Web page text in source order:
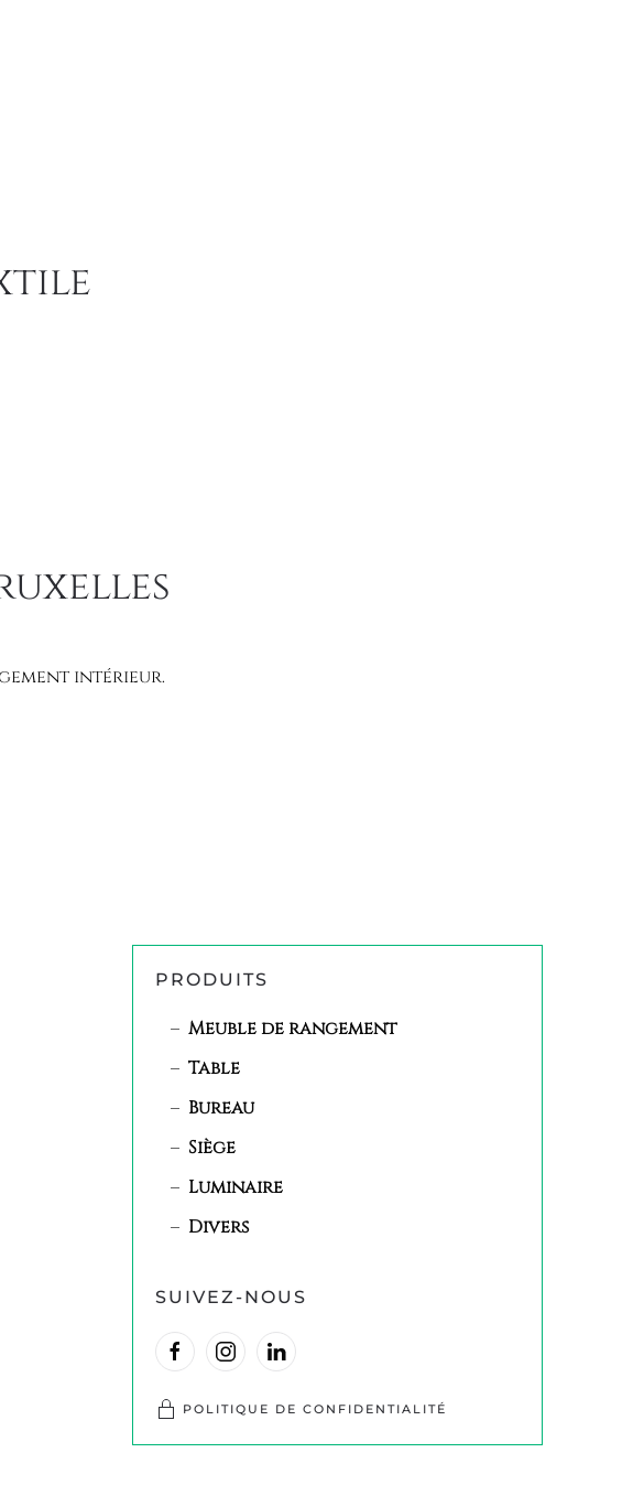
intérieur.
PRODUITS
Meuble de rangement
Table
Bureau
Siège
Luminaire
Divers
SUIVEZ-NOUS
POLITIQUE DE CONFIDENTIALITÉ